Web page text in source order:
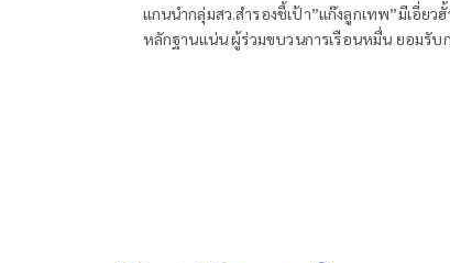
แกนนำกลุ่มสว.สำรองชี้เป้า”แก๊งลูกเทพ”มีเอี่ยว
หลักฐานแน่น ผู้ร่วมขบวนการเรือนหมื่น ยอมรับ